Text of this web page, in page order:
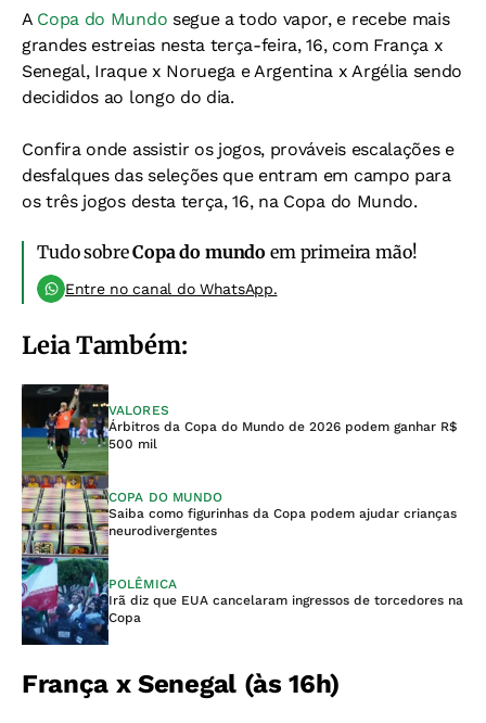
A Copa do Mundo segue a todo vapor, e recebe mais
grandes estreias nesta terça-feira, 16, com França x
Senegal, Iraque x Noruega e Argentina x Argélia sendo
decididos ao longo do dia.
Confira onde assistir os jogos, prováveis escalações e
desfalques das seleções que entram em campo para
os três jogos desta terça, 16, na Copa do Mundo.
Tudo sobreCopa do mundo em primeira mão!
Entre no canal do WhatsApp.
Leia Também:
VALORES
Árbitros da Copa do Mundo de 2026 podem ganhar R$
500 mil
COPA DO MUNDO
Saiba como figurinhas da Copa podem ajudar crianças
neurodivergentes
POLÊMICA
Irã diz que EUA cancelaram ingressos de torcedores na
Copa
França x Senegal (às 16h)